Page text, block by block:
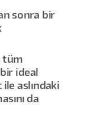
sonra bir
tüm
ideal
aslındaki
da